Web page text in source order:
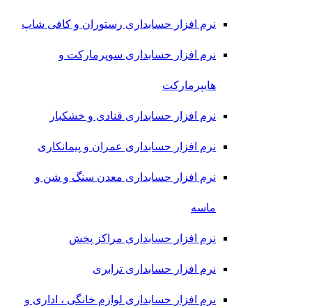
نرم افزار حسابداری رستوران و کافی شاپ
نرم افزار حسابداری سوپرمارکت و
هایپرمارکت
نرم افزار حسابداری قنادی و خشکبار
نرم افزار حسابداری عمران و پیمانکاری
نرم افزار حسابداری معدن سنگ و شن و
ماسه
نرم افزار حسابداری مراکز پخش
نرم افزار حسابداری ترابری
نرم افزار حسابداری لوازم خانگی ، اداری و